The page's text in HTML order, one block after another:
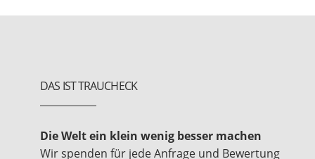
DAS IST TRAUCHECK
Die Welt ein klein wenig besser machen
Wir spenden für jede Anfrage und Bewertung